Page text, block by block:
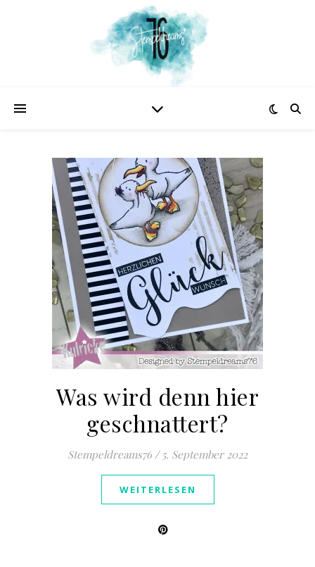
Was wird denn hier
geschnattert?
Stempeldreams76 / 5. September 2022
WEITERLESEN